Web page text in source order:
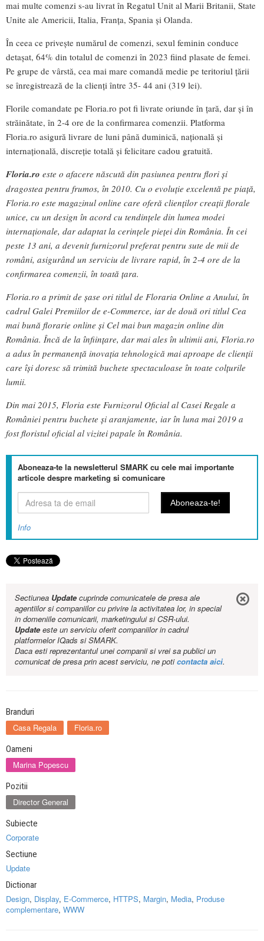
mai multe comenzi s-au livrat în Regatul Unit al Marii Britanii, State
Unite ale Americii, Italia, Franța, Spania și Olanda.
În ceea ce privește numărul de comenzi, sexul feminin conduce
detașat, 64% din totalul de comenzi în 2023 fiind plasate de femei.
Pe grupe de vârstă, cea mai mare comandă medie pe teritoriul țării
se înregistrează de la clienți între 35- 44 ani (319 lei).
Florile comandate pe Floria.ro pot fi livrate oriunde în țară, dar și în
străinătate, în 2-4 ore de la confirmarea comenzii. Platforma
Floria.ro asigură livrare de luni până duminică, națională și
internațională, discreție totală și felicitare cadou gratuită.
Floria.ro este o afacere născută din pasiunea pentru flori și
dragostea pentru frumos, în 2010. Cu o evoluție excelentă pe piață,
Floria.ro este magazinul online care oferă clienților creații florale
unice, cu un design în acord cu tendințele din lumea modei
internaționale, dar adaptat la cerințele pieței din România. În cei
peste 13 ani, a devenit furnizorul preferat pentru sute de mii de
români, asigurând un serviciu de livrare rapid, în 2-4 ore de la
confirmarea comenzii, în toată țara.
Floria.ro a primit de șase ori titlul de Floraria Online a Anului, în
cadrul Galei Premiilor de e-Commerce, iar de două ori titlul Cea
mai bună florarie online și Cel mai bun magazin online din
România. Încă de la înființare, dar mai ales în ultimii ani, Floria.ro
a adus în permanență inovația tehnologică mai aproape de clienții
care își doresc să trimită buchete spectaculoase în toate colțurile
lumii.
Din mai 2015, Floria este Furnizorul Oficial al Casei Regale a
României pentru buchete și aranjamente, iar în luna mai 2019 a
fost floristul oficial al vizitei papale în România.
Aboneaza-te la newsletterul SMARK cu cele mai importante
articole despre marketing si comunicare
Info
Sectiunea Updatecuprinde comunicatele de presa ale
agentiilor si companiilor cu privire la activitatea lor, in special
in domeniile comunicarii, marketingului si CSR-ului.
Updateeste un serviciu oferit companiilor in cadrul
platformelor IQads si SMARK.
Daca esti reprezentantul unei companii si vrei sa publici un
comunicat de presa prin acest serviciu, ne poticontacta aici.
Branduri
Casa Regala Floria.ro
Oameni
Marina Popescu
Pozitii
Director General
Subiecte
Corporate
Sectiune
Update
Dictionar
Design, Display, E-Commerce, HTTPS, Margin, Media, Produse
complementare, WWW